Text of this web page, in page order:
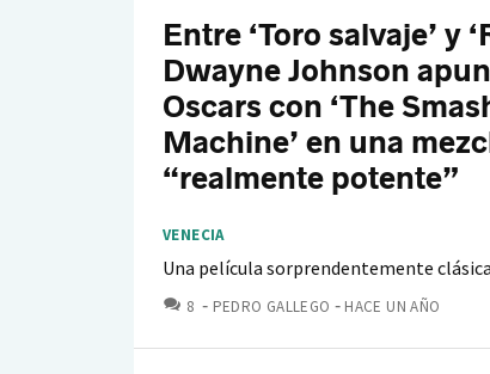
Entre ‘Toro salvaje’ y
Dwayne Johnson
Oscars con ‘The
Machine’ en una
“realmente potente”
VENECIA
Una película sorprendentemente
8 COMENTARIOS
PEDRO GALLEGO HACE UN AÑO